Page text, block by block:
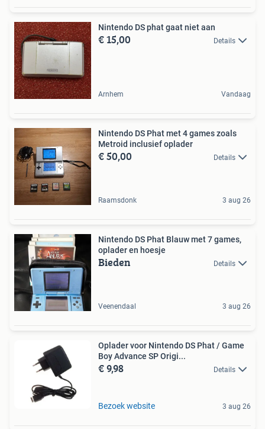
Nintendo DS phat gaat niet aan
€ 15,00 Details
Arnhem Vandaag
Nintendo DS Phat met 4 games zoals
Metroid inclusief oplader
€ 50,00 Details
Raamsdonk 3 aug 26
Nintendo DS Phat Blauw met 7 games,
oplader en hoesje
Bieden Details
Veenendaal 3 aug 26
Oplader voor Nintendo DS Phat / Game
Boy Advance SP Origi...
€ 9,98 Details
Bezoek website 3 aug 26